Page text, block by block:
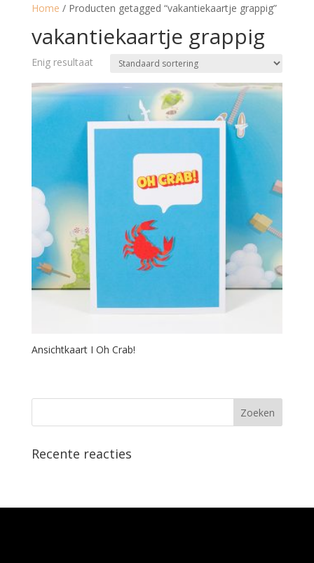
Home / Producten getagged “vakantiekaartje grappig”
vakantiekaartje grappig
Enig resultaat
Ansichtkaart I Oh Crab!
Recente reacties